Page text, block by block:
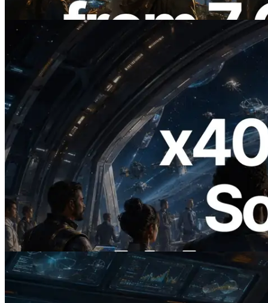
2026.07.04
ERPC startet x402-fähige Solana RPC —
Der Beginn einer Ära, in der KI-Agenten
APIs bei Bedarf bezahlen
Artikel lesen